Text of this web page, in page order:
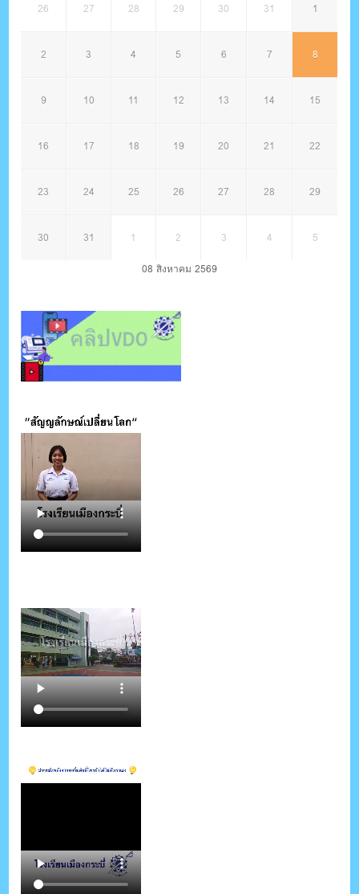
26 27 28 29 30 31 1
2 3 4 5 6 7 8
9 10 11 12 13 14 15
16 17 18 19 20 21 22
23 24 25 26 27 28 29
30 31 1 2 3 4 5
08 สิงหาคม 2569